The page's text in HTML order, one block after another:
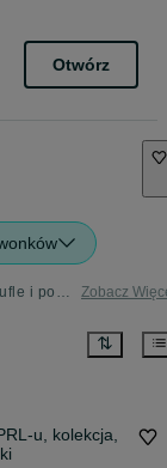
Otwórz
Dla Ciebie wszystko - Pawonków - w kategorii Kufle i pokale Zobacz
u, kolekcja,